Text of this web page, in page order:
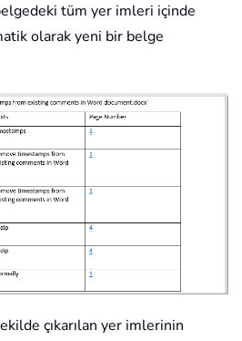
(xRow, 3). Range .Text
Each xBookMark In
xTable
.Cell(xRow, 1).Range.
xRow, 2
xDoc
.Hyperlinks
SubAddress
:=xBookMark
.SaveAs xDoc.Path
tüm yer imleri içinde
olarak yeni bir belge
çıkarılan yer imlerinin